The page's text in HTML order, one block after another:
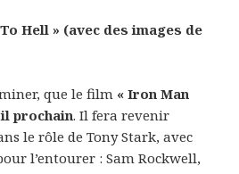
Hell » (avec des images de
que le film « Iron Man
prochain. Il fera revenir
le rôle de Tony Stark, avec
l’entourer : Sam Rockwell,